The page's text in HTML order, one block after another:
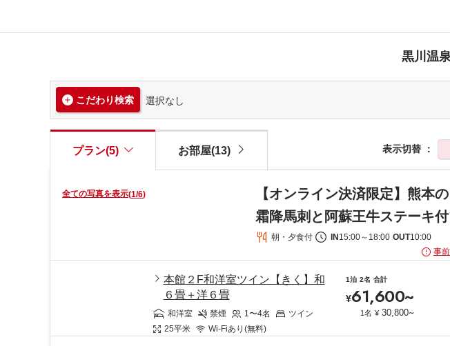
黒川温
こだわり検索 選択なし
表示切替 ：
プラン(5) お部屋(13)
【オンライン決済限定】熊本
霜降馬刺と阿蘇王牛ステーキ
朝・夕食付 IN15:00～ 18:00 OUT10:00
全ての写真を表示(1/6)
事
本館２F和洋室ツイン【きく】和
６畳＋洋６畳
和洋室 禁煙 1〜4名
ツイン
25平米 Wi-Fiあり(無料)
1泊 2名 合計
¥61,600~
1名 ¥ 30,800~